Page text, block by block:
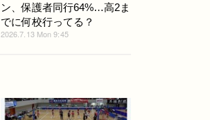
ン、保護者同行64%…高2ま
でに何校行ってる？
2026.7.13 Mon 9:45